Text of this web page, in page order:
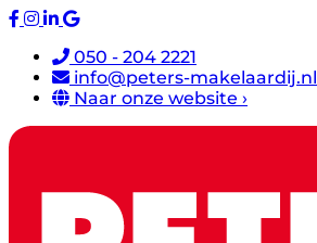
050 - 204 2221
info@peters-makelaardij.nl
Naar onze website ›